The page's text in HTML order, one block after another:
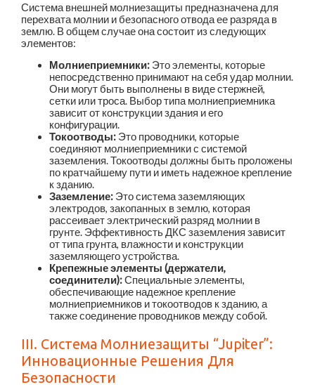
Система внешней молниезащиты предназначена для
перехвата молнии и безопасного отвода ее разряда в
землю. В общем случае она состоит из следующих
элементов:
Молниеприемники: Это элементы, которые
непосредственно принимают на себя удар молнии.
Они могут быть выполнены в виде стержней,
сетки или троса. Выбор типа молниеприемника
зависит от конструкции здания и его
конфигурации.
Токоотводы: Это проводники, которые
соединяют молниеприемники с системой
заземления. Токоотводы должны быть проложены
по кратчайшему пути и иметь надежное крепление
к зданию.
Заземление: Это система заземляющих
электродов, закопанных в землю, которая
рассеивает электрический разряд молнии в
грунте. Эффективность ДКС заземления зависит
от типа грунта, влажности и конструкции
заземляющего устройства.
Крепежные элементы (держатели,
соединители):Специальные элементы,
обеспечивающие надежное крепление
молниеприемников и токоотводов к зданию, а
также соединение проводников между собой.
III. Система Молниезащиты “Jupiter”:
Инновационные Решения Для
Безопасности